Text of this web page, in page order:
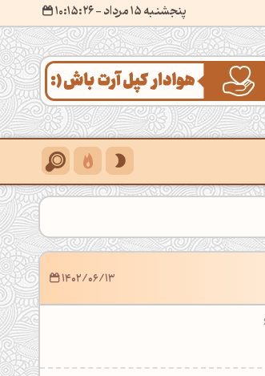
پنجشنبه 15 مرداد - ۱۰:۱۵:۲۸
1402/06/13